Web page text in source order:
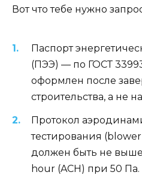
Вот что тебе нужно
Паспорт
(ПЭЭ) — по ГОСТ
оформлен после
строительства, а не
Протокол
тестирования
должен быть не
hour (ACH) при 50